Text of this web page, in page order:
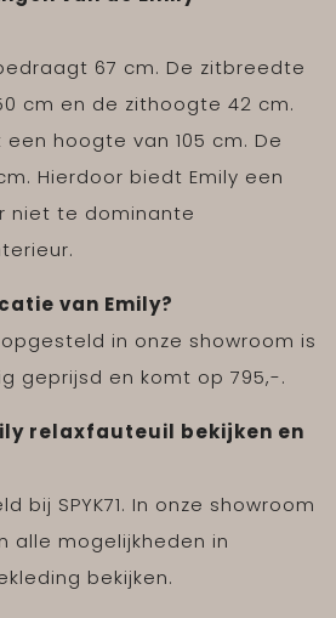
67 cm. De zitbreedte
cm en de zithoogte 42 cm.
hoogte van 105 cm. De
Hierdoor biedt Emily een
niet te dominante
van Emily?
in onze showroom is
geprijsd en komt op 795,-.
relaxfauteuil bekijken en
bij SPYK71. In onze showroom
alle mogelijkheden in
bekijken.